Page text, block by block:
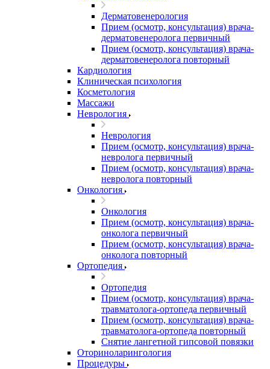
Дерматовенерология
Прием (осмотр, консультация) врача-
дерматовенеролога первичный
Прием (осмотр, консультация) врача-
дерматовенеролога повторный
Кардиология
Клиническая психология
Косметология
Массажи
Неврология
Неврология
Прием (осмотр, консультация) врача-
невролога первичный
Прием (осмотр, консультация) врача-
невролога повторный
Онкология
Онкология
Прием (осмотр, консультация) врача-
онколога первичный
Прием (осмотр, консультация) врача-
онколога повторный
Ортопедия
Ортопедия
Прием (осмотр, консультация) врача-
травматолога-ортопеда первичный
Прием (осмотр, консультация) врача-
травматолога-ортопеда повторный
Снятие лангетной гипсовой повязки
Оториноларингология
Процедуры